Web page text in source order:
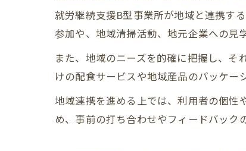
就労継続支援B型事業所が地域と連携す
参加や、地域清掃活動、地元企業への見
また、地域のニーズを的確に把握し、
けの配食サービスや地域産品のパッケー
地域連携を進める上では、利用者の個性
め、事前の打ち合わせやフィードバック